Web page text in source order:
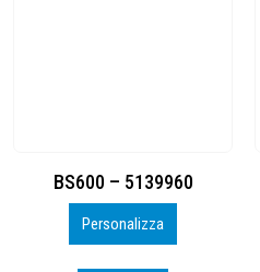
Toppe ricamate in HD
Personalizza